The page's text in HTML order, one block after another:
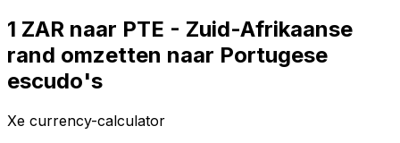
1 ZAR naar PTE - Zuid-Afrikaanse
rand omzetten naar Portugese
escudo's
Xe currency-calculator